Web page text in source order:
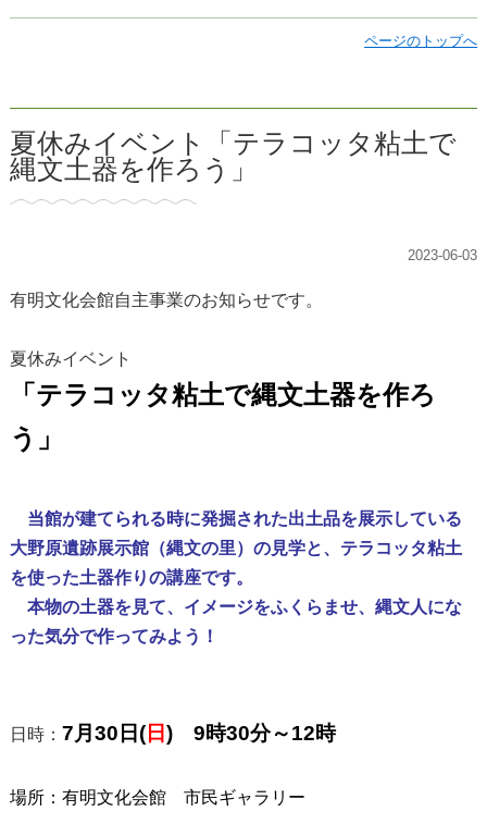
ページのトップへ
夏休みイベント「テラコッタ粘土で
縄文土器を作ろう」
2023-06-03
有明文化会館自主事業のお知らせです。
夏休みイベント
「テラコッタ粘土で縄文土器を作ろ
う」‍
当館が建てられる時に発掘された出土品を展示している
大野原遺跡展示館（縄文の里）の見学と、テラコッタ粘土
を使った土器作りの講座です。
本物の土器を見て、イメージをふくらませ、縄文人にな
った気分で作ってみよう！
日時： 7月30日(日) 9時30分～12時
場所：有明文化会館 市民ギャラリー